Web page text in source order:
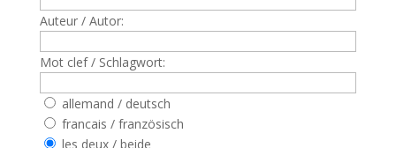
Auteur / Autor:
Mot clef / Schlagwort:
allemand / deutsch
francais / französisch
les deux / beide